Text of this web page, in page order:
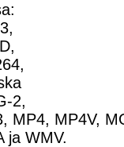
2,
MP4, MP4V,
ja WMV.